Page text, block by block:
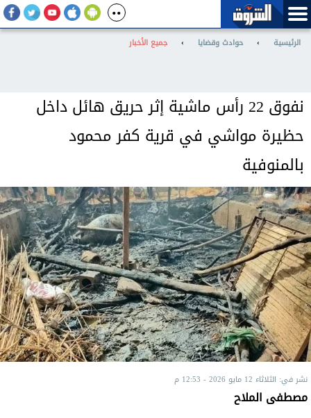
الرئيسية › حوادث وقضايا › جميع الأخبار
نفوق 22 رأس ماشية إثر حريق هائل داخل
حظيرة مواشي في قرية كفر محمود
بالمنوفية
نشر في: الثلاثاء 12 مايو 2026 - 12:53 م
مصطفى الملاح